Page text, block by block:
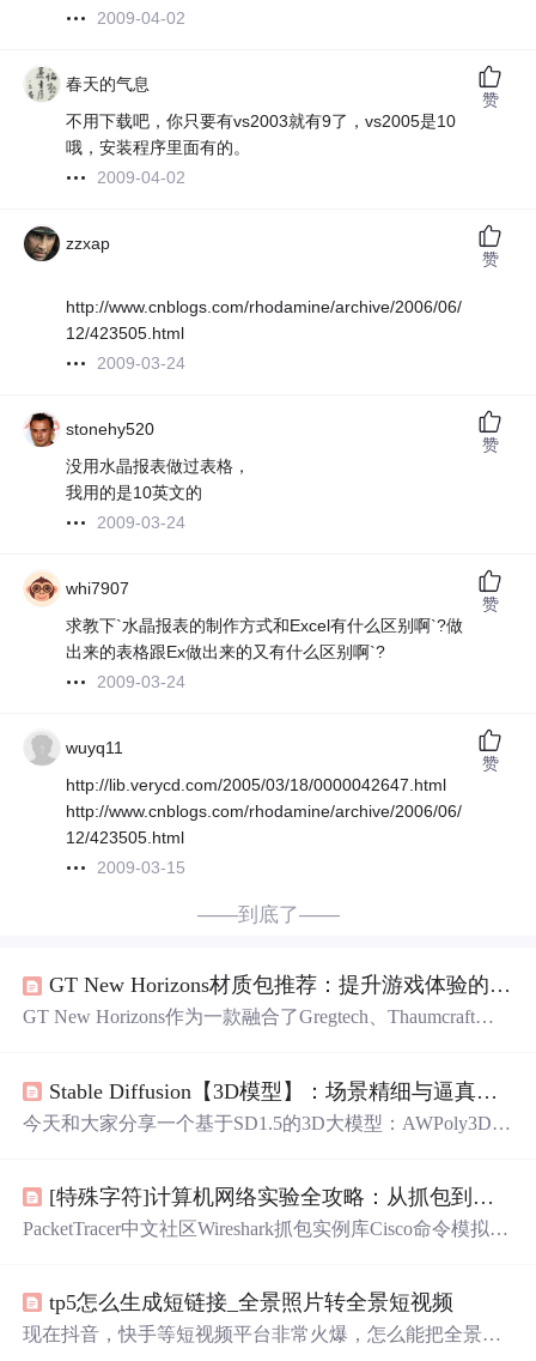
2009-04-02
春天的气息
不用下载吧，你只要有vs2003就有9了，vs2005是10
哦，安装程序里面有的。
2009-04-02
赞
zzxap
http://www.cnblogs.com/rhodamine/archive/2006/06/
12/423505.html
2009-03-24
赞
stonehy520
没用水晶报表做过表格，
我用的是10英文的
2009-03-24
赞
whi7907
求教下`水晶报表的制作方式和Excel有什么区别啊`?做
出来的表格跟Ex做出来的又有什么区别啊`?
2009-03-24
赞
wuyq11
http://lib.verycd.com/2005/03/18/0000042647.html
http://www.cnblogs.com/rhodamine/archive/2006/06/
12/423505.html
2009-03-15
赞
——到底了——
GT New Horizons材质包推荐：提升游戏体验的10款优质资源包
GT New Horizons作为一款融合了Gregtech、Thaumcraft和W
风、魔幻风等多种风格，帮助玩家打造专属的个性化游戏
世界。 ## 一、科技工业风材质包 ### 1. 霓虹科技材质包
Stable Diffusion【3D模型】：场景精细与逼真，人物表情丰富的3D大模型AWPoly3D
今天和大家分享一个基于SD1.5的3D大模型：AWPoly3D。
物具有非常明显的辨识度。也可以用来制作3D icon，3D场
景，也非常推荐使用此模型训练跟3D角色和IP有关的LoR
提示词的响应程度也得到了大幅的优化（3）生成带场景的
图像相比1.0更加的精细和逼真。
[特殊字符]计算机网络实验全攻略：从抓包到子网划分的硬核操作手册（附避坑指南）
PacketTracer中文社区Wireshark抓包实例库Cisco命令模拟器
比死记硬背强十倍。建议每个实验至少做三遍：看教程做
一遍、脱稿做一遍、教别人做一遍。“网络不通？先ping网
tp5怎么生成短链接_全景照片转全景短视频
现在抖音，快手等短视频平台非常火爆，怎么能把全景图